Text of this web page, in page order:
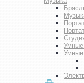
Умные
Умные